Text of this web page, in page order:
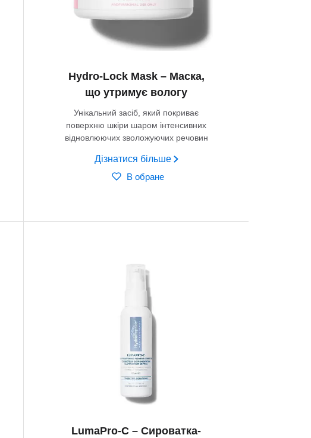
Hydro-Lock Mask – Маска,
що утримує вологу
Унікальний засіб, який покриває
поверхню шкіри шаром інтенсивних
відновлюючих зволожуючих речовин
Дізнатися більше
В обране
LumaPro-C – Сироватка-